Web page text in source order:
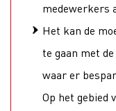
medewerkers
Het kan de
te gaan met
waar er
Op het gebied